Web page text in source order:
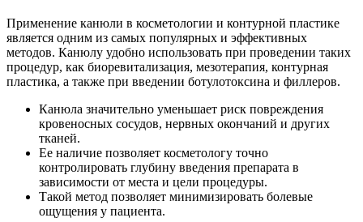
Применение канюли в косметологии и контурной пластике
является одним из самых популярных и эффективных
методов. Канюлу удобно использовать при проведении таких
процедур, как биоревитализация, мезотерапия, контурная
пластика, а также при введении ботулотоксина и филлеров.
Канюла значительно уменьшает риск повреждения
кровеносных сосудов, нервных окончаний и других
тканей.
Ее наличие позволяет косметологу точно
контролировать глубину введения препарата в
зависимости от места и цели процедуры.
Такой метод позволяет минимизировать болевые
ощущения у пациента.